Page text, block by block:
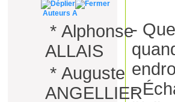
Auteurs A
* Alphonse
ALLAIS
* Auguste
ANGELLIER
-
-